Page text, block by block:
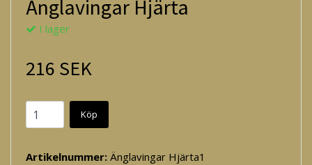
Änglavingar Hjärta
I lager
216 SEK
Köp
Artikelnummer: Änglavingar Hjärta1